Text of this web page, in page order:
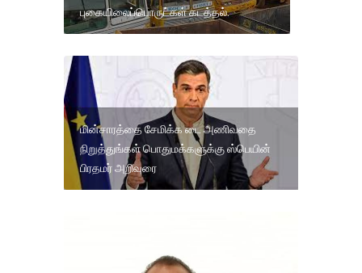
புகையிலைப்பொருட்கள் கடத்தல்.
மின்சாரத்தை சேமிக்க டை அணிவதை
நிறுத்துங்கள் பொதுமக்களுக்கு ஸ்பெயின்
பிரதமர் அறிவுரை